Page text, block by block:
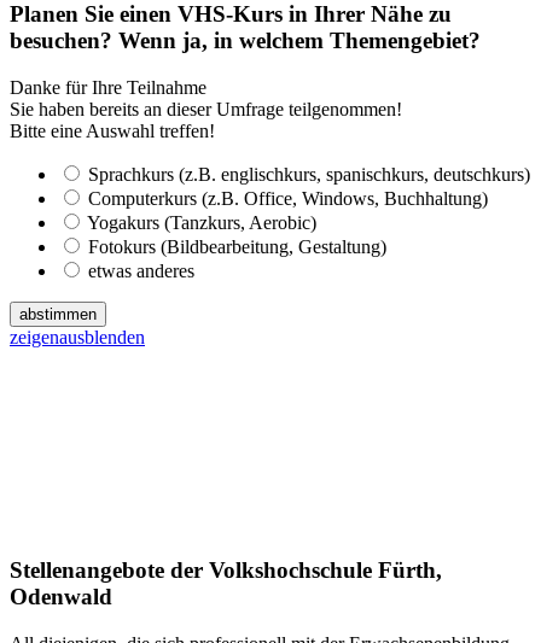
Planen Sie einen VHS-Kurs in Ihrer Nähe zu
besuchen? Wenn ja, in welchem Themengebiet?
Danke für Ihre Teilnahme
Sie haben bereits an dieser Umfrage teilgenommen!
Bitte eine Auswahl treffen!
Sprachkurs (z.B. englischkurs, spanischkurs, deutschkurs)
Computerkurs (z.B. Office, Windows, Buchhaltung)
Yogakurs (Tanzkurs, Aerobic)
Fotokurs (Bildbearbeitung, Gestaltung)
etwas anderes
abstimmen
zeigenausblenden
Stellenangebote der Volkshochschule Fürth,
Odenwald